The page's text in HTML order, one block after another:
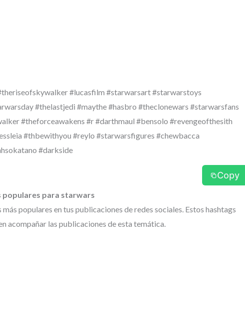
#lucasfilm #starwarsart #starwarstoys
#thelastjedi #maythe #hasbro #theclonewars #starwarsfans
#theforceawakens #r #darthmaul #bensolo #revengeofthesith
#thbewithyou #reylo #starwarsfigures #chewbacca
#darkside
Copy
populares para starwars
populares en tus publicaciones de redes sociales. Estos hashtags
acompañar las publicaciones de esta temática.